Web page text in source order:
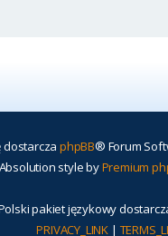
dostarcza phpBB® Forum
Absolution style byPremium
pakiet językowy
PRIVACY_LINK |